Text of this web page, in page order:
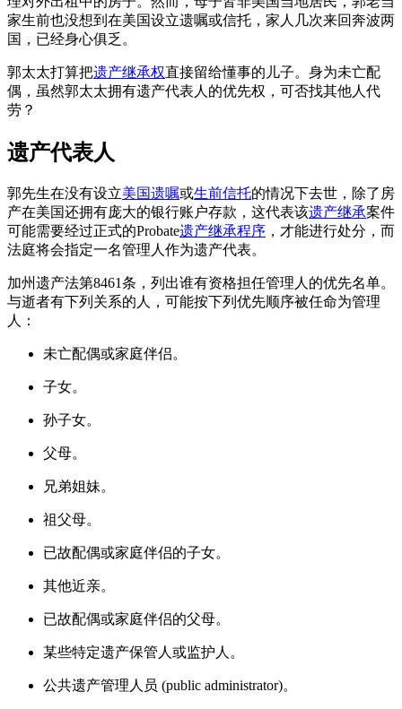
家生前也没想到在美国设立遗嘱或信托， 家人几次来回奔波两
国，已经身心俱乏。
郭太太打算把遗产继承权直接留给懂事的儿子。身为未亡配
偶， 虽然郭太太拥有遗产代表人的优先权，可否找其他人代
劳？
遗产代表人
郭先生在没有设立美国遗嘱或生前信托的情况下去世， 除了房
产在美国还拥有庞大的银行账户存款，这代表该遗产继承案件
可能需要经过正式的Probate遗产继承程序 ，才能进行处分， 而
法庭将会指定一名管理人作为遗产代表。
加州遗产法第8461条，列出谁有资格担任管理人的优先名单。
与逝者有下列关系的人，可能按下列优先顺序被任命为管理
人：
未亡配偶或家庭伴侣。
子女。
孙子女。
父母。
兄弟姐妹。
祖父母。
已故配偶或家庭伴侣的子女。
其他近亲。
已故配偶或家庭伴侣的父母。
某些特定遗产保管人或监护人。
公共遗产管理人员 (public administrator)。